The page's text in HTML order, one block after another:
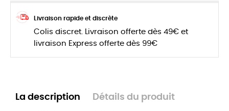
Livraison rapide et discrète
Colis discret. Livraison offerte dès 49€ et
livraison Express offerte dès 99€
La description Détails du produit